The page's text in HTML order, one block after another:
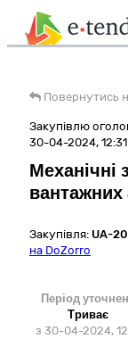
Повернутись
Закупівлю
30-04-2024, 12:31
Механічні
вантажних
Закупівля: UA-
на DoZorro
Період
Триває
з 30-04-2024,